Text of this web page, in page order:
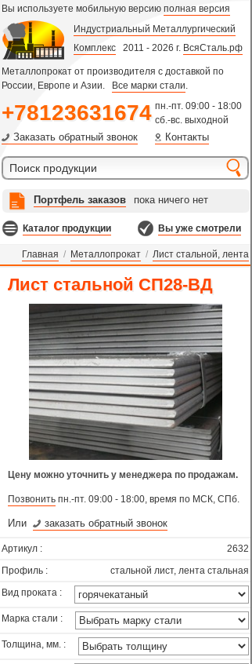
Вы используете мобильную версию полная версия
Индустриальный Металлургический
Комплекс 2011 - 2026 г. ВсяСталь.рф
Металлопрокат от производителя с доставкой по
России, Европе и Азии.
Все марки стали.
+78123631674 пн.-пт. 09:00 - 18:00
сб.-вс. выходной
Заказать обратный звонок Контакты
Портфель заказов пока ничего нет
Каталог продукции Вы уже смотрели
Главная / Металлопрокат / Лист стальной, лента
Лист стальной СП28-ВД
Цену можно уточнить у менеджера по продажам.
Позвонить пн.-пт. 09:00 - 18:00, время по МСК, СПб.
Или заказать обратный звонок
Артикул :
2632
Профиль :
стальной лист, лента стальная
Вид проката :
Марка стали :
Толщина, мм. :